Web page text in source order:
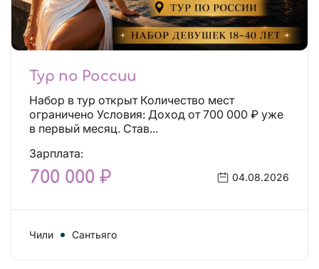
Тур по России
Набор в тур открыт Количество мест
ограничено Условия: Доход от 700 000 ₽ уже
в первый месяц. Став...
Зарплата:
700 000 ₽ 04.08.2026
Чили Сантьяго